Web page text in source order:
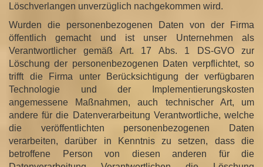
Löschverlangen unverzüglich nachgekommen wird.
Wurden die personenbezogenen Daten von der Firma
öffentlich gemacht und ist unser Unternehmen als
Verantwortlicher gemäß Art. 17 Abs. 1 DS-GVO zur
Löschung der personenbezogenen Daten verpflichtet, so
trifft die Firma unter Berücksichtigung der verfügbaren
Technologie und der Implementierungskosten
angemessene Maßnahmen, auch technischer Art, um
andere für die Datenverarbeitung Verantwortliche, welche
die veröffentlichten personenbezogenen Daten
verarbeiten, darüber in Kenntnis zu setzen, dass die
betroffene Person von diesen anderen für die